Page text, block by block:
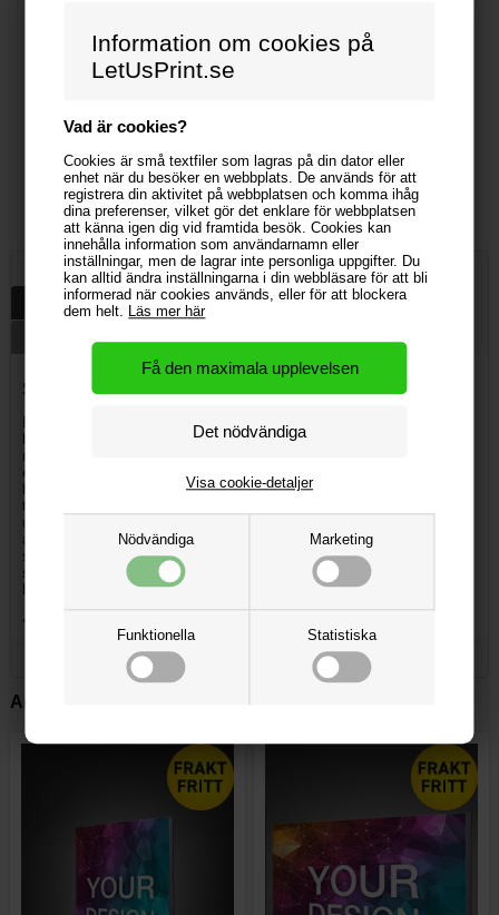
Information om cookies på
LetUsPrint.se
Vad är cookies?
Cookies är små textfiler som lagras på din dator eller
enhet när du besöker en webbplats. De används för att
registrera din aktivitet på webbplatsen och komma ihåg
dina preferenser, vilket gör det enklare för webbplatsen
att känna igen dig vid framtida besök. Cookies kan
innehålla information som användarnamn eller
inställningar, men de lagrar inte personliga uppgifter. Du
kan alltid ändra inställningarna i din webbläsare för att bli
informerad när cookies används, eller för att blockera
dem helt. Läs mer här
Nödvändiga Marketing
Funktionella Statistiska
Visa cookie-detaljer
Blandet bolcher
5 986,76 kr
DeskWindo® - 5 - A4
439,71 kr
Beskrivning Specifikationer
SEG Messedisk, dobbeltsidet med LED
En SEG messedisk med LED lys fra LetUsPrint.dk fremhæver dit
budskab og din messestand. LED lysene gør at dit print vil fremstå
meget klart og tydeligt i fx en messehal. Her gælder det om at være
ekstra tydelig i sit budskab og skille sig ud fra mængden. Uanset
hvilken af vores messediske du vælger, er de et uundværligt tilbehør
til dit udstillingssystem. En messedisk sætter prikken over i'et på din
udstillingsstand, og er et praktisk redskab til eksponering og betjening
af dine besøgende gæster. På hylden kan du eksempelvis opbevare
strøartikler som fxlogovand bolsjer med logo tryk, eller du kan
servere en kop dejlig varm kaffe / the i et papkrus med dit logo eller
budskab, til jeres besøgende. Det kan vi også hjælpe med.
<<< Tilbage til oversigt
Andra kunder köpte också: